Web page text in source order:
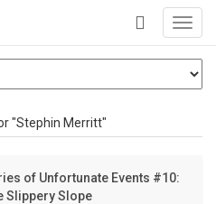
+
"Stephin Merritt"
of Unfortunate Events #10:
Slippery Slope